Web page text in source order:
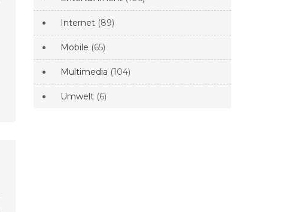
Internet (89)
Mobile (65)
Multimedia (104)
Umwelt (6)